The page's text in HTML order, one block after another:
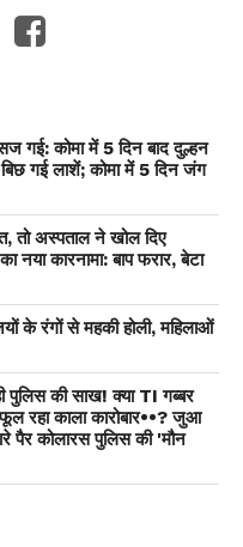
गई: कोमा में 5 दिन बाद दुल्हन
गई लाशें; कोमा में 5 दिन जंग
तो अस्पताल ने खोल दिए
नया कारनामा: बाप फरार, बेटा
के रंगों से महकी होली, महिलाओं
पुलिस की साख! क्या TI गब्बर
रहा काला कारोबार••? जुआ
कोलारस पुलिस की 'मौन